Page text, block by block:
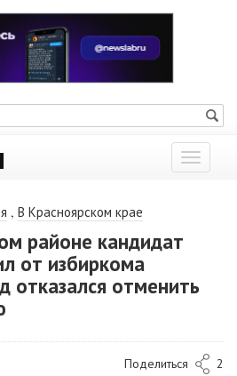
Показать
меню
, В Красноярском крае
районе кандидат
от избиркома
отказался отменить
Поделиться 2